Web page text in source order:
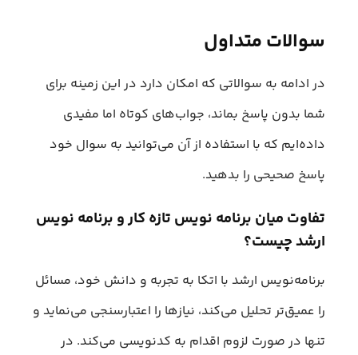
سوالات متداول
در ادامه به سوالاتی که امکان دارد در این زمینه برای
شما بدون پاسخ بماند، جواب‌های کوتاه اما مفیدی
داده‌ایم که با استفاده از آن می‌توانید به سوال خود
پاسخ صحیحی را بدهید.
تفاوت میان برنامه‌ نویس تازه‌ کار و برنامه‌ نویس
ارشد چیست؟
برنامه‌نویس ارشد با اتکا به تجربه و دانش خود، مسائل
را عمیق‌تر تحلیل می‌کند، نیازها را اعتبارسنجی می‌نماید و
تنها در صورت لزوم اقدام به کدنویسی می‌کند. در